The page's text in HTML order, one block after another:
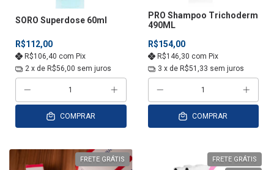
SORO Superdose 60ml
R$112,00
R$106,40 com Pix
2 x de R$56,00 sem juros
COMPRAR
PRO Shampoo Trichoderm
490ML
R$154,00
R$146,30 com Pix
3 x de R$51,33 sem juros
COMPRAR
FRETE GRÁTIS
FRETE GRÁTIS